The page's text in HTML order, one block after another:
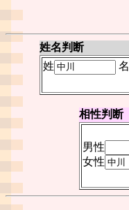
姓名判断
姓
名
相性判断
男性
女性